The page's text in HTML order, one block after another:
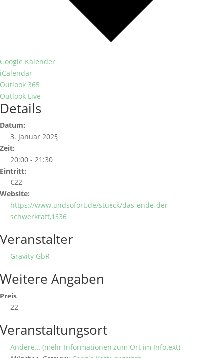
Google Kalender
iCalendar
Outlook 365
Outlook Live
Details
Datum:
3. Januar 2025
Zeit:
20:00 - 21:30
Eintritt:
€22
Website:
https://www.undsofort.de/stueck/das-ende-der-
schwerkraft,1636
Veranstalter
Gravity GbR
Weitere Angaben
Preis
22
Veranstaltungsort
Andere… (mehr Informationen zum Ort im Infotext)